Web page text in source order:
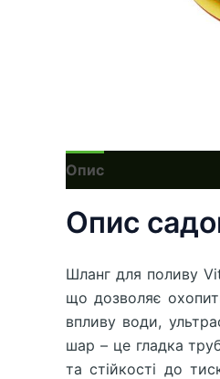
Опис
Опис
Шланг для поливу
що дозволяє
впливу води,
шар – це гладка
та стійкості до